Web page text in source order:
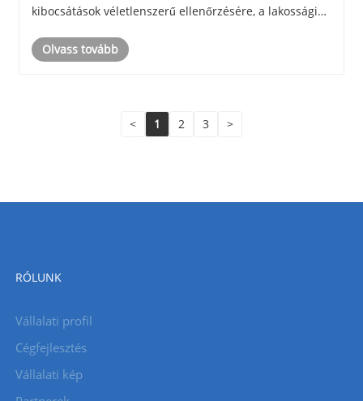
kibocsátások véletlenszerű ellenőrzésére, a lakossági
jogsértésekre vonatkozó bizonyítékok összegyűj......
Olvass tovább
< 1 2 3 >
RÓLUNK
Vállalati profil
Cégfejlesztés
Vállalati kép